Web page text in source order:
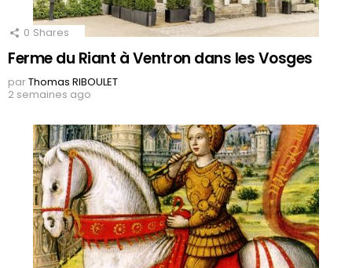
0 Shares
Ferme du Riant à Ventron dans les Vosges
parThomas RIBOULET
2 semaines ago